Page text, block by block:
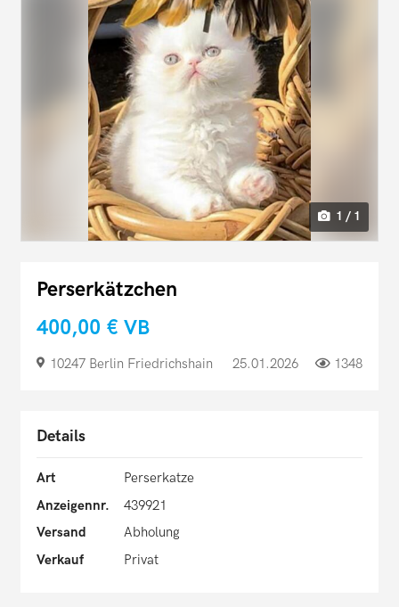
1 / 1
Perserkätzchen
400,00 € VB
10247 Berlin Friedrichshain 25.01.2026 1348
Details
Art
Perserkatze
Anzeigennr.
439921
Versand
Abholung
Verkauf
Privat